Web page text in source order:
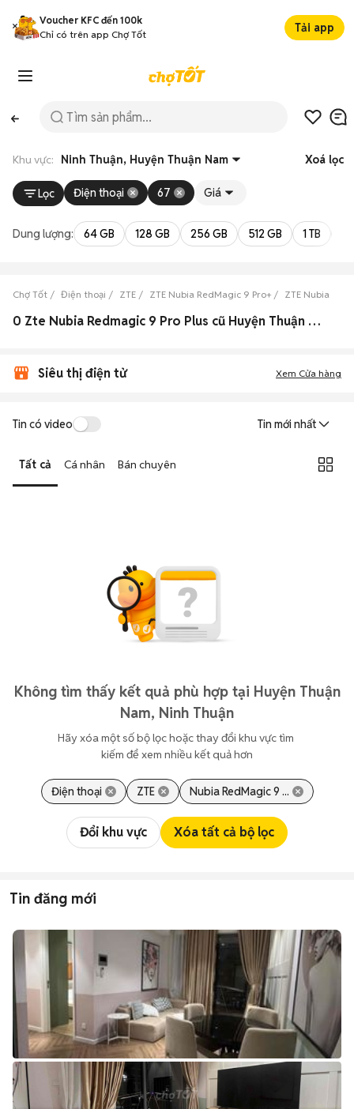
Voucher KFC đến 100k
Chỉ có trên app Chợ Tốt
Tải app
Khu vực: Ninh Thuận, Huyện Thuận Nam Xoá lọc
Lọc Điện thoại 67 Giá
Dung lượng: 64 GB 128 GB 256 GB 512 GB 1 TB
Chợ Tốt Điện thoại ZTE ZTE Nubia RedMagic 9 Pro+ ZTE Nubia
0 Zte Nubia Redmagic 9 Pro Plus cũ Huyện Thuận Nam, Ninh Thuận đẹp
Siêu thị điện tử Xem Cửa hàng
Tin có video Tin mới nhất
Tất cả Cá nhân Bán chuyên
Không tìm thấy kết quả phù hợp tại Huyện Thuận
Nam, Ninh Thuận
Hãy xóa một số bộ lọc hoặc thay đổi khu vực tìm
kiếm để xem nhiều kết quả hơn
Điện thoại ZTE Nubia RedMagic 9 ...
Đổi khu vực Xóa tất cả bộ lọc
Tin đăng mới